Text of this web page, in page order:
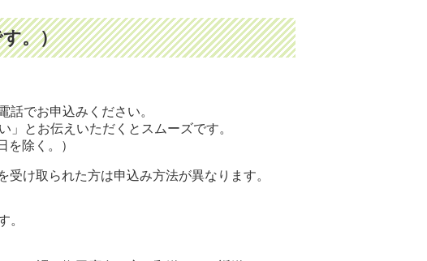
。）
話でお申込みください。
とお伝えいただくとスムーズです。
除く。）
取られた方は申込み方法が異なります。